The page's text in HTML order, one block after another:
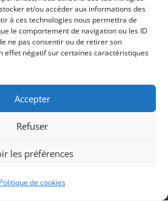
et/ou accéder aux informations des
à ces technologies nous permettra de
le comportement de navigation ou les ID
ne pas consentir ou de retirer son
effet négatif sur certaines caractéristiques
Accepter
Refuser
les préférences
Politique de cookies